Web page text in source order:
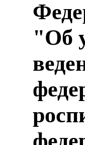
"Об